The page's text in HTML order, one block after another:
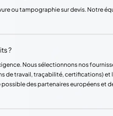
ou tampographie sur devis. Notre
?
Nous sélectionnons nos
de travail, traçabilité, certifications) et
des partenaires européens et